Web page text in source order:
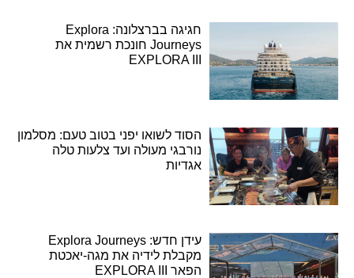
חגיגה בברצלונה: Explora
Journeys חונכת רשמית את
EXPLORA III
הסוד לשואו יפני בטוב טעם: מסלמון
נורבגי מעולה ועד צלעות טלה
אגדיות
עידן חדש: Explora Journeys
מקבלת לידיה את מגה-יאכטת
הפאר EXPLORA III